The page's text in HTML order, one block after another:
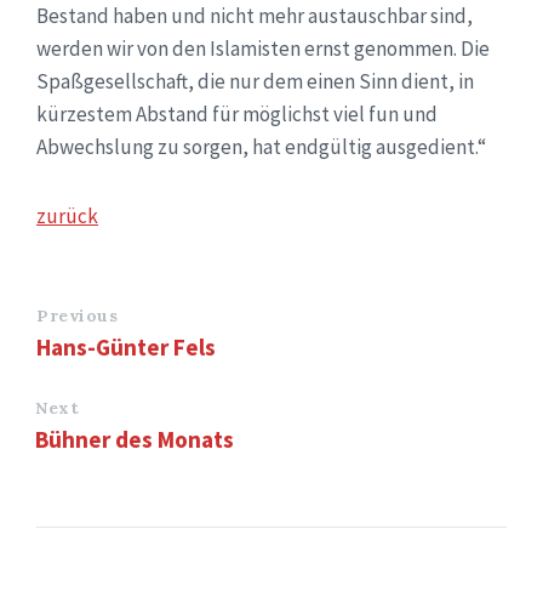
Bestand haben und nicht mehr austauschbar sind,
werden wir von den Islamisten ernst genommen. Die
Spaßgesellschaft, die nur dem einen Sinn dient, in
kürzestem Abstand für möglichst viel fun und
Abwechslung zu sorgen, hat endgültig ausgedient.“
zurück
Previous
Hans-Günter Fels
Next
Bühner des Monats